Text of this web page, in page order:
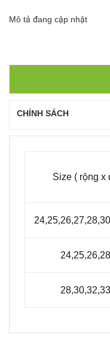
Mô tả đang cập nhật
CHÍNH SÁCH
Size ( rộng x